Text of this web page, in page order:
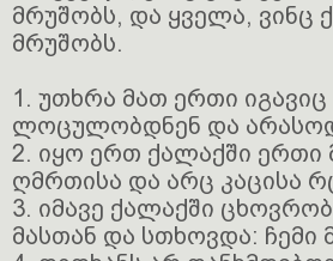
მრუშობს, და ყველა, ვინც
მრუშობს.
1. უთხრა მათ ერთი
ლოცულობდნენ და
2. იყო ერთ ქალაქში
ღმრთისა და არც კაცისა
3. იმავე ქალაქში
მასთან და სთხოვდა: ჩემი